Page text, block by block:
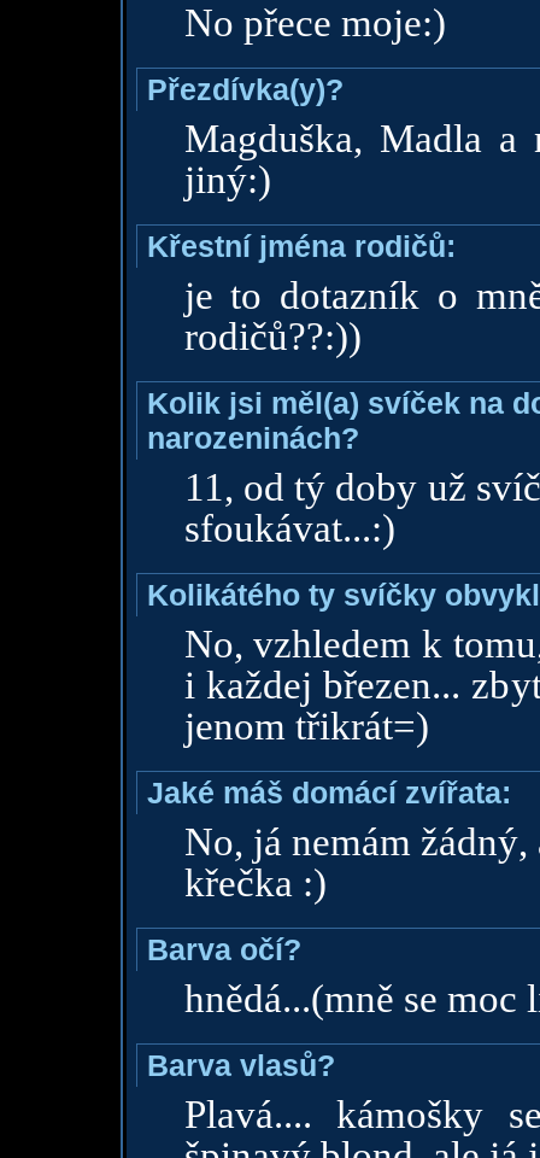
No přece moje:)
Přezdívka(y)?
Magduška, Madla
jiný:)
Křestní jména rodičů:
je to dotazník o
rodičů??:))
Kolik jsi měl(a) svíček na
narozeninách?
11, od tý doby už
sfoukávat...:)
Kolikátého ty svíčky
No, vzhledem k
i každej březen...
jenom třikrát=)
Jaké máš domácí zvířata:
No, já nemám
křečka :)
Barva očí?
hnědá...(mně se moc
Barva vlasů?
Plavá.... kámošky